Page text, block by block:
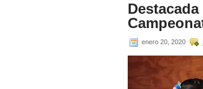
enero 20, 2020